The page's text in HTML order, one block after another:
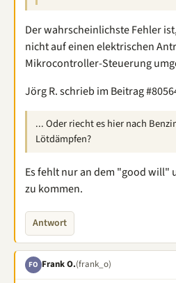
Der wahrscheinlichste Fehler
nicht auf einen elektrischen
Mikrocontroller-Steuerung
Jörg R. schrieb im Beitrag
... Oder riecht es hier nach
Lötdämpfen?
Es fehlt nur an dem "good will"
zu kommen.
Antwort
FO Frank O.(frank_o)